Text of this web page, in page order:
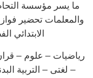
ما يسر مؤسسة
والمعلمات تحضير
الابتدائي
رياضيات – علوم –
– لغتى – التربية